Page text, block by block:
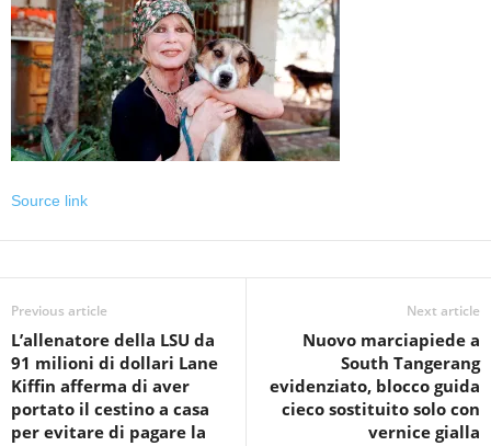
Source link
Previous article
L’allenatore della LSU da
91 milioni di dollari Lane
Kiffin afferma di aver
portato il cestino a casa
per evitare di pagare la
Next article
Nuovo marciapiede a
South Tangerang
evidenziato, blocco guida
cieco sostituito solo con
vernice gialla